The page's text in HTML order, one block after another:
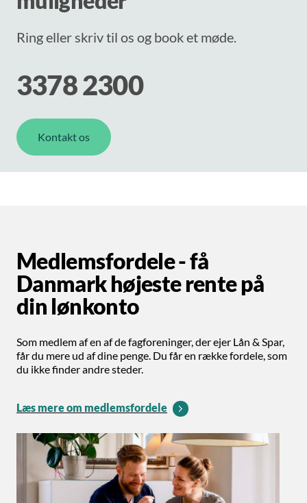
Ring eller skriv til os og book et møde.
3378 2300
Kontakt os
Medlemsfordele - få
Danmark højeste rente på
din lønkonto
Som medlem af en af de fagforeninger, der ejer Lån & Spar,
får du mere ud af dine penge. Du får en række fordele, som
du ikke finder andre steder.
Læs mere om medlemsfordele